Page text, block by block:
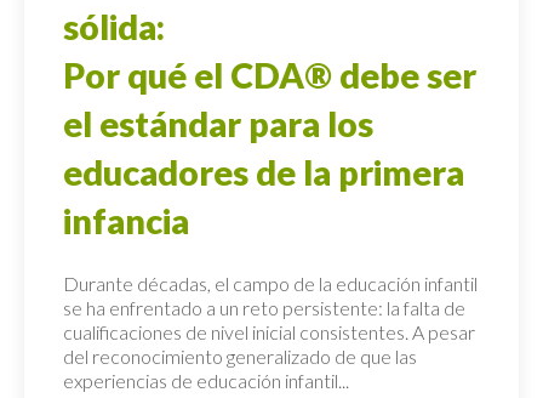
sólida:
Por qué el CDA® debe ser
el estándar para los
educadores de la primera
infancia
Durante décadas, el campo de la educación infantil
se ha enfrentado a un reto persistente: la falta de
cualificaciones de nivel inicial consistentes. A pesar
del reconocimiento generalizado de que las
experiencias de educación infantil...